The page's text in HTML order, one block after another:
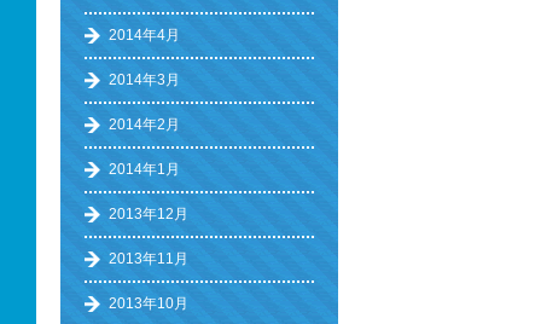
2014年4月
2014年3月
2014年2月
2014年1月
2013年12月
2013年11月
2013年10月